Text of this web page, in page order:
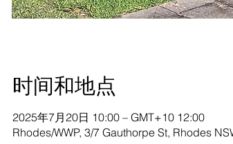
时间和地点
2025年7月20日 10:00 – GMT+10 12:00
Rhodes/WWP, 3/7 Gauthorpe St, Rhodes